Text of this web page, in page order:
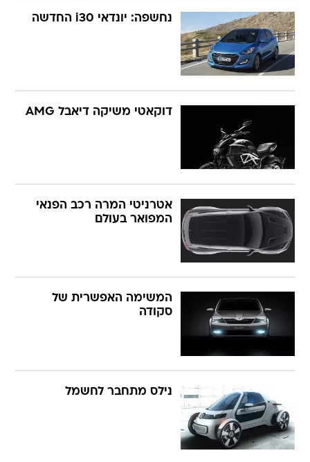
נחשפה: יונדאי i30 החדשה
דוקאטי משיקה דיאבל AMG
אטרניטי המרה רכב הפנאי
המפואר בעולם
המשימה האפשרית של
סקודה
נילס מתחבר לחשמל